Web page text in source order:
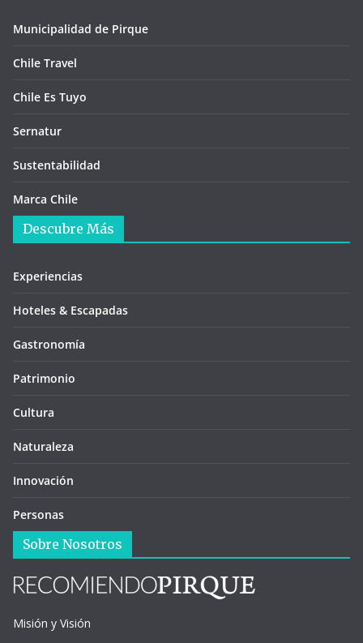
Municipalidad de Pirque
Chile Travel
Chile Es Tuyo
Sernatur
Sustentabilidad
Marca Chile
Descubre Más
Experiencias
Hoteles & Escapadas
Gastronomía
Patrimonio
Cultura
Naturaleza
Innovación
Personas
Sobre Nosotros
Misión y Visión